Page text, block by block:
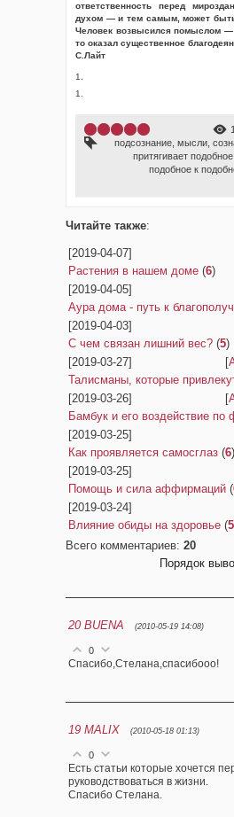
ответственность перед
духом — и тем самым, может быть,
Человек возвысился помыслом
то оказал существенное
С.Лайт
1.
1.
подсознание мысли
притягивает подобное
подобное к
Читайте также:
[2019-04-07]
Растения в нашем доме (6)
[2019-04-05]
Аура дома - путь к
[2019-04-03]
С чем связан лишний вес? (5)
[2019-03-27]
[
Талисманы, которые
[2019-03-26]
[
Бамбук и его воздействие по
[2019-03-25]
Как проявляется самосглаз (6)
[2019-03-25]
Помощь и сила аффирмаций (
[2019-03-24]
Влияние обиды на здоровье (5
Всего комментариев: 20
Порядок
20 BUENA (2010-05-19 14:08)
0
Спасибо,Стелана,спасибооо!
19 MALIX (2010-05-18 01:13)
0
Есть статьи которые хочется
руководствоваться в жизни.
Спасибо Стелана.